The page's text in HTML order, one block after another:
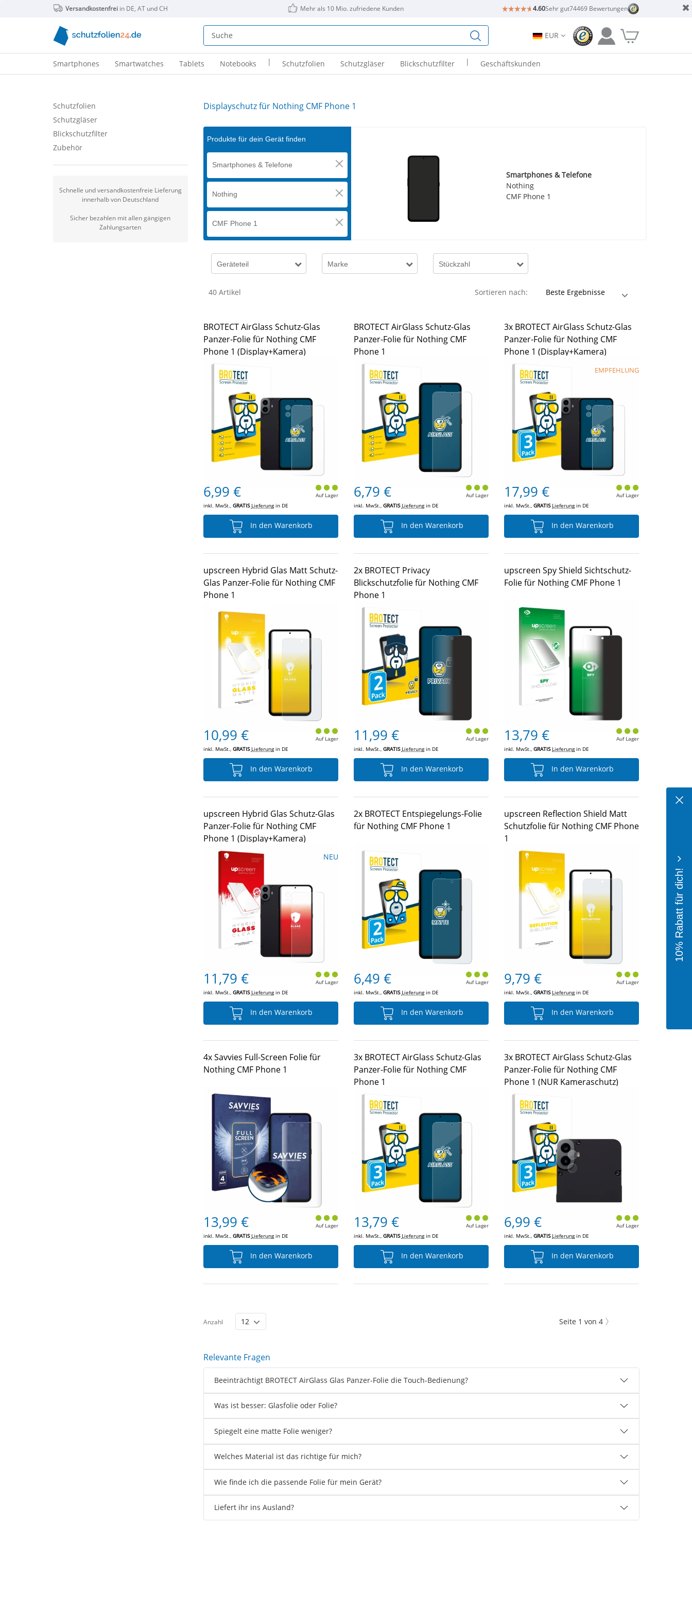
Versandkostenfreiin DE, AT und CH Mehr als 10 Mio. zufriedene Kunden 4.60Sehr gut74469 Bewertungen
EUR
Smartphones Smartwatches Tablets Notebooks | Schutzfolien Schutzgläser Blickschutzfilter | Geschäftskunden
Schutzfolien
Schutzgläser
Blickschutzfilter
Zubehör
Schnelle und versandkostenfreie Lieferung
innerhalb von Deutschland
Sicher bezahlen mit allen gängigen
Zahlungsarten
Displayschutz für Nothing CMF Phone 1
Produkte für dein Gerät finden
Smartphones & Telefone
Nothing
CMF Phone 1
Smartphones & Telefone
Nothing
CMF Phone 1
Geräteteil Marke Stückzahl
40 Artikel Sortieren nach:
BROTECT AirGlass Schutz-Glas
Panzer-Folie für Nothing CMF
Phone 1 (Display+Kamera)
6,99 €
inkl. MwSt., GRATIS Lieferungin DE
Auf Lager
In den Warenkorb
BROTECT AirGlass Schutz-Glas
Panzer-Folie für Nothing CMF
Phone 1
6,79 €
inkl. MwSt., GRATIS Lieferungin DE
Auf Lager
In den Warenkorb
3x BROTECT AirGlass Schutz-Glas
Panzer-Folie für Nothing CMF
Phone 1 (Display+Kamera)
EMPFEHLUNG
17,99 €
inkl. MwSt.,GRATIS Lieferungin DE
Auf Lager
In den Warenkorb
upscreen Hybrid Glas Matt Schutz-
Glas Panzer-Folie für Nothing CMF
Phone 1
10,99 €
inkl. MwSt., GRATIS Lieferungin DE
Auf Lager
In den Warenkorb
2x BROTECT Privacy
Blickschutzfolie für Nothing CMF
Phone 1
11,99 €
inkl. MwSt., GRATIS Lieferungin DE
Auf Lager
In den Warenkorb
upscreen Spy Shield Sichtschutz-
Folie für Nothing CMF Phone 1
13,79 €
inkl. MwSt.,GRATIS Lieferungin DE
Auf Lager
In den Warenkorb
upscreen Hybrid Glas Schutz-Glas
Panzer-Folie für Nothing CMF
Phone 1 (Display+Kamera)
NEU
11,79 €
inkl. MwSt., GRATIS Lieferungin DE
Auf Lager
In den Warenkorb
2x BROTECT Entspiegelungs-Folie
für Nothing CMF Phone 1
6,49 €
inkl. MwSt., GRATIS Lieferungin DE
Auf Lager
In den Warenkorb
upscreen Reflection Shield Matt
Schutzfolie für Nothing CMF Phone
1
9,79 €
inkl. MwSt.,GRATIS Lieferungin DE
Auf Lager
In den Warenkorb
4x Savvies Full-Screen Folie für
Nothing CMF Phone 1
13,99 €
inkl. MwSt., GRATIS Lieferungin DE
Auf Lager
In den Warenkorb
3x BROTECT AirGlass Schutz-Glas
Panzer-Folie für Nothing CMF
Phone 1
13,79 €
inkl. MwSt., GRATIS Lieferungin DE
Auf Lager
In den Warenkorb
3x BROTECT AirGlass Schutz-Glas
Panzer-Folie für Nothing CMF
Phone 1 (NUR Kameraschutz)
6,99 €
inkl. MwSt.,GRATIS Lieferungin DE
Auf Lager
In den Warenkorb
Anzahl Seite 1 von 4
Relevante Fragen
Beeinträchtigt BROTECT AirGlass Glas Panzer-Folie die Touch-Bedienung?
Was ist besser: Glasfolie oder Folie?
Spiegelt eine matte Folie weniger?
Welches Material ist das richtige für mich?
Wie finde ich die passende Folie für mein Gerät?
Liefert ihr ins Ausland?
10% Rabatt für dich!